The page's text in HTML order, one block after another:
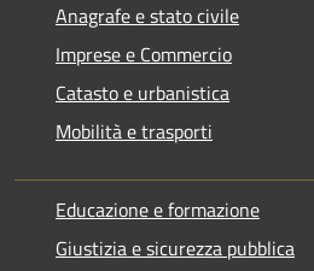
Anagrafe e stato civile
Imprese e Commercio
Catasto e urbanistica
Mobilità e trasporti
Educazione e formazione
Giustizia e sicurezza pubblica